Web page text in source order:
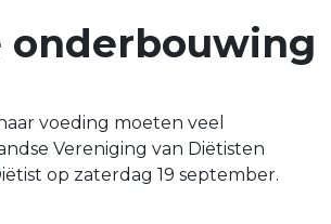
onderbouwing
voeding moeten veel
Vereniging van Diëtisten
op zaterdag 19 september.